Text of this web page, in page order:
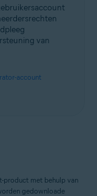
van
account
product met behulp van
gedownloade